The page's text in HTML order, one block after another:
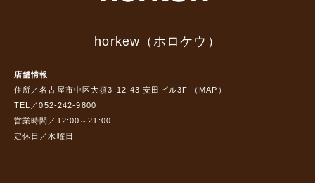
horkew（ホロケウ）
店舗情報
住所／名古屋市中区大須3-12-43 安田ビル3F （ MAP ）
TEL／052-242-9800
営業時間／12:00～21:00
定休日／水曜日